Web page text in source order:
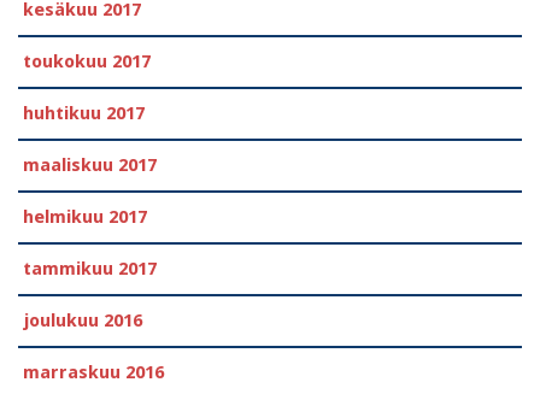
kesäkuu 2017
toukokuu 2017
huhtikuu 2017
maaliskuu 2017
helmikuu 2017
tammikuu 2017
joulukuu 2016
marraskuu 2016